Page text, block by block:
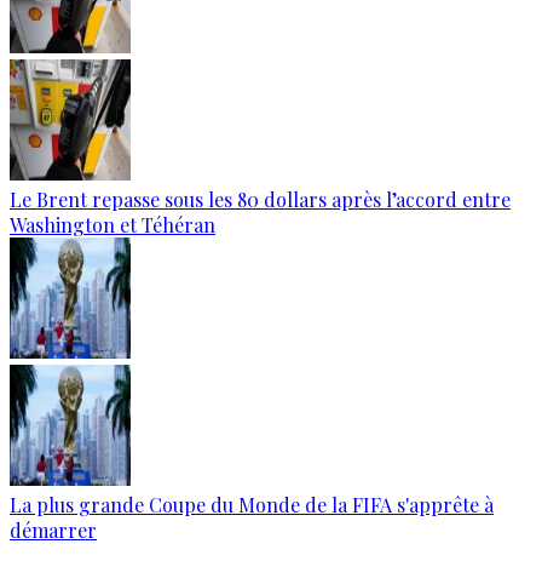
Le Brent repasse sous les 80 dollars après l’accord entre
Washington et Téhéran
La plus grande Coupe du Monde de la FIFA s'apprête à
démarrer